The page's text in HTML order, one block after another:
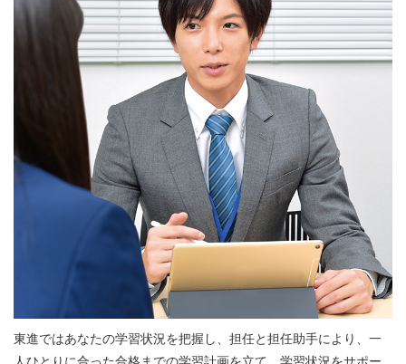
東進ではあなたの学習状況を把握し、担任と担任助手により、一